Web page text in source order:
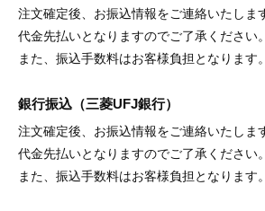
注文確定後、お振込情報をご連絡いたしま
代金先払いとなりますのでご了承ください。
また、振込手数料はお客様負担となります
銀行振込（三菱UFJ銀行）
注文確定後、お振込情報をご連絡いたしま
代金先払いとなりますのでご了承ください。
また、振込手数料はお客様負担となります